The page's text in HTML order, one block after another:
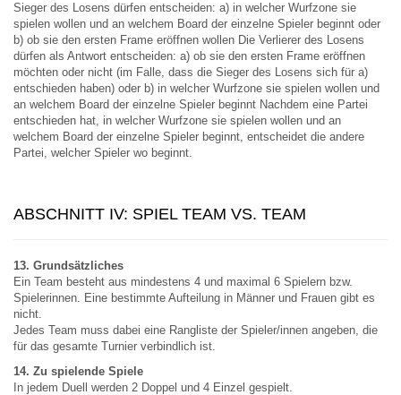
Sieger des Losens dürfen entscheiden: a) in welcher Wurfzone sie
spielen wollen und an welchem Board der einzelne Spieler beginnt oder
b) ob sie den ersten Frame eröffnen wollen Die Verlierer des Losens
dürfen als Antwort entscheiden: a) ob sie den ersten Frame eröffnen
möchten oder nicht (im Falle, dass die Sieger des Losens sich für a)
entschieden haben) oder b) in welcher Wurfzone sie spielen wollen und
an welchem Board der einzelne Spieler beginnt Nachdem eine Partei
entschieden hat, in welcher Wurfzone sie spielen wollen und an
welchem Board der einzelne Spieler beginnt, entscheidet die andere
Partei, welcher Spieler wo beginnt.
ABSCHNITT IV: SPIEL TEAM VS. TEAM
13. Grundsätzliches
Ein Team besteht aus mindestens 4 und maximal 6 Spielern bzw.
Spielerinnen. Eine bestimmte Aufteilung in Männer und Frauen gibt es
nicht.
Jedes Team muss dabei eine Rangliste der Spieler/innen angeben, die
für das gesamte Turnier verbindlich ist.
14. Zu spielende Spiele
In jedem Duell werden 2 Doppel und 4 Einzel gespielt.